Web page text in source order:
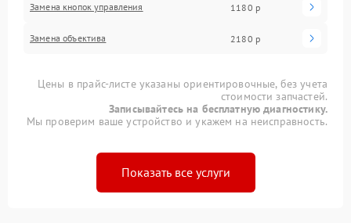
Замена кнопок управления 1180 р
Замена объектива 2180 р
Цены в прайс-листе указаны ориентировочные, без учета
стоимости запчастей.
Записывайтесь на бесплатную диагностику.
Мы проверим ваше устройство и укажем на неисправность.
Показать все услуги